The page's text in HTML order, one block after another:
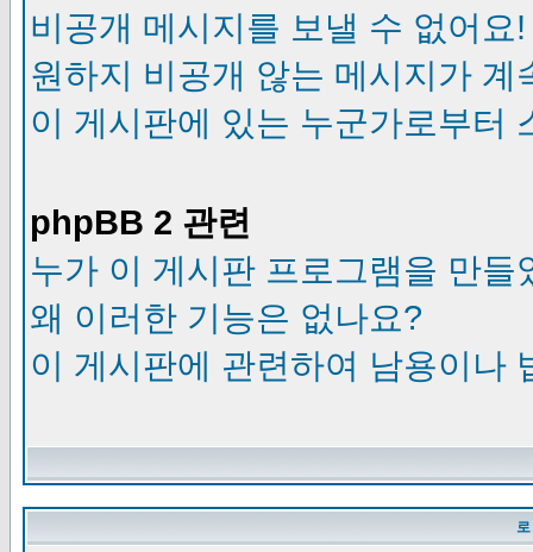
비공개 메시지를 보낼 수 없어요!
원하지 비공개 않는 메시지가 계
이 게시판에 있는 누군가로부터
phpBB 2 관련
누가 이 게시판 프로그램을 만들
왜 이러한 기능은 없나요?
이 게시판에 관련하여 남용이나